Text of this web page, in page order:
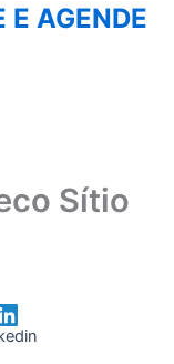
AGENDE
Sítio